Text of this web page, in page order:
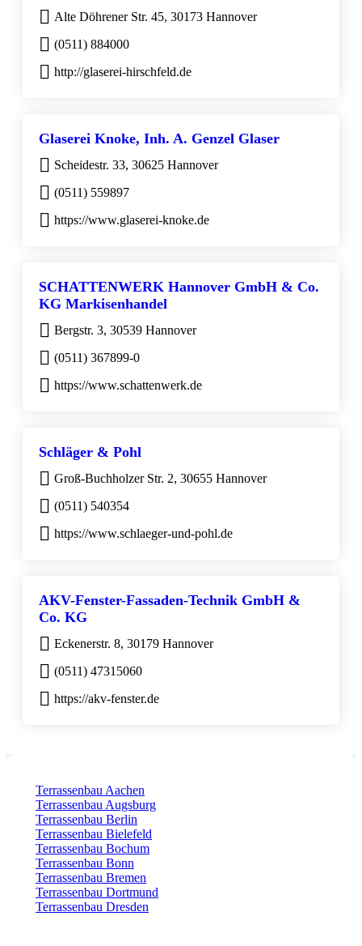
Alte Döhrener Str. 45, 30173 Hannover
(0511) 884000
http://glaserei-hirschfeld.de
Glaserei Knoke, Inh. A. Genzel Glaser
Scheidestr. 33, 30625 Hannover
(0511) 559897
https://www.glaserei-knoke.de
SCHATTENWERK Hannover GmbH & Co.
KG Markisenhandel
Bergstr. 3, 30539 Hannover
(0511) 367899-0
https://www.schattenwerk.de
Schläger & Pohl
Groß-Buchholzer Str. 2, 30655 Hannover
(0511) 540354
https://www.schlaeger-und-pohl.de
AKV-Fenster-Fassaden-Technik GmbH &
Co. KG
Eckenerstr. 8, 30179 Hannover
(0511) 47315060
https://akv-fenster.de
Terrassenbau Aachen
Terrassenbau Augsburg
Terrassenbau Berlin
Terrassenbau Bielefeld
Terrassenbau Bochum
Terrassenbau Bonn
Terrassenbau Bremen
Terrassenbau Dortmund
Terrassenbau Dresden